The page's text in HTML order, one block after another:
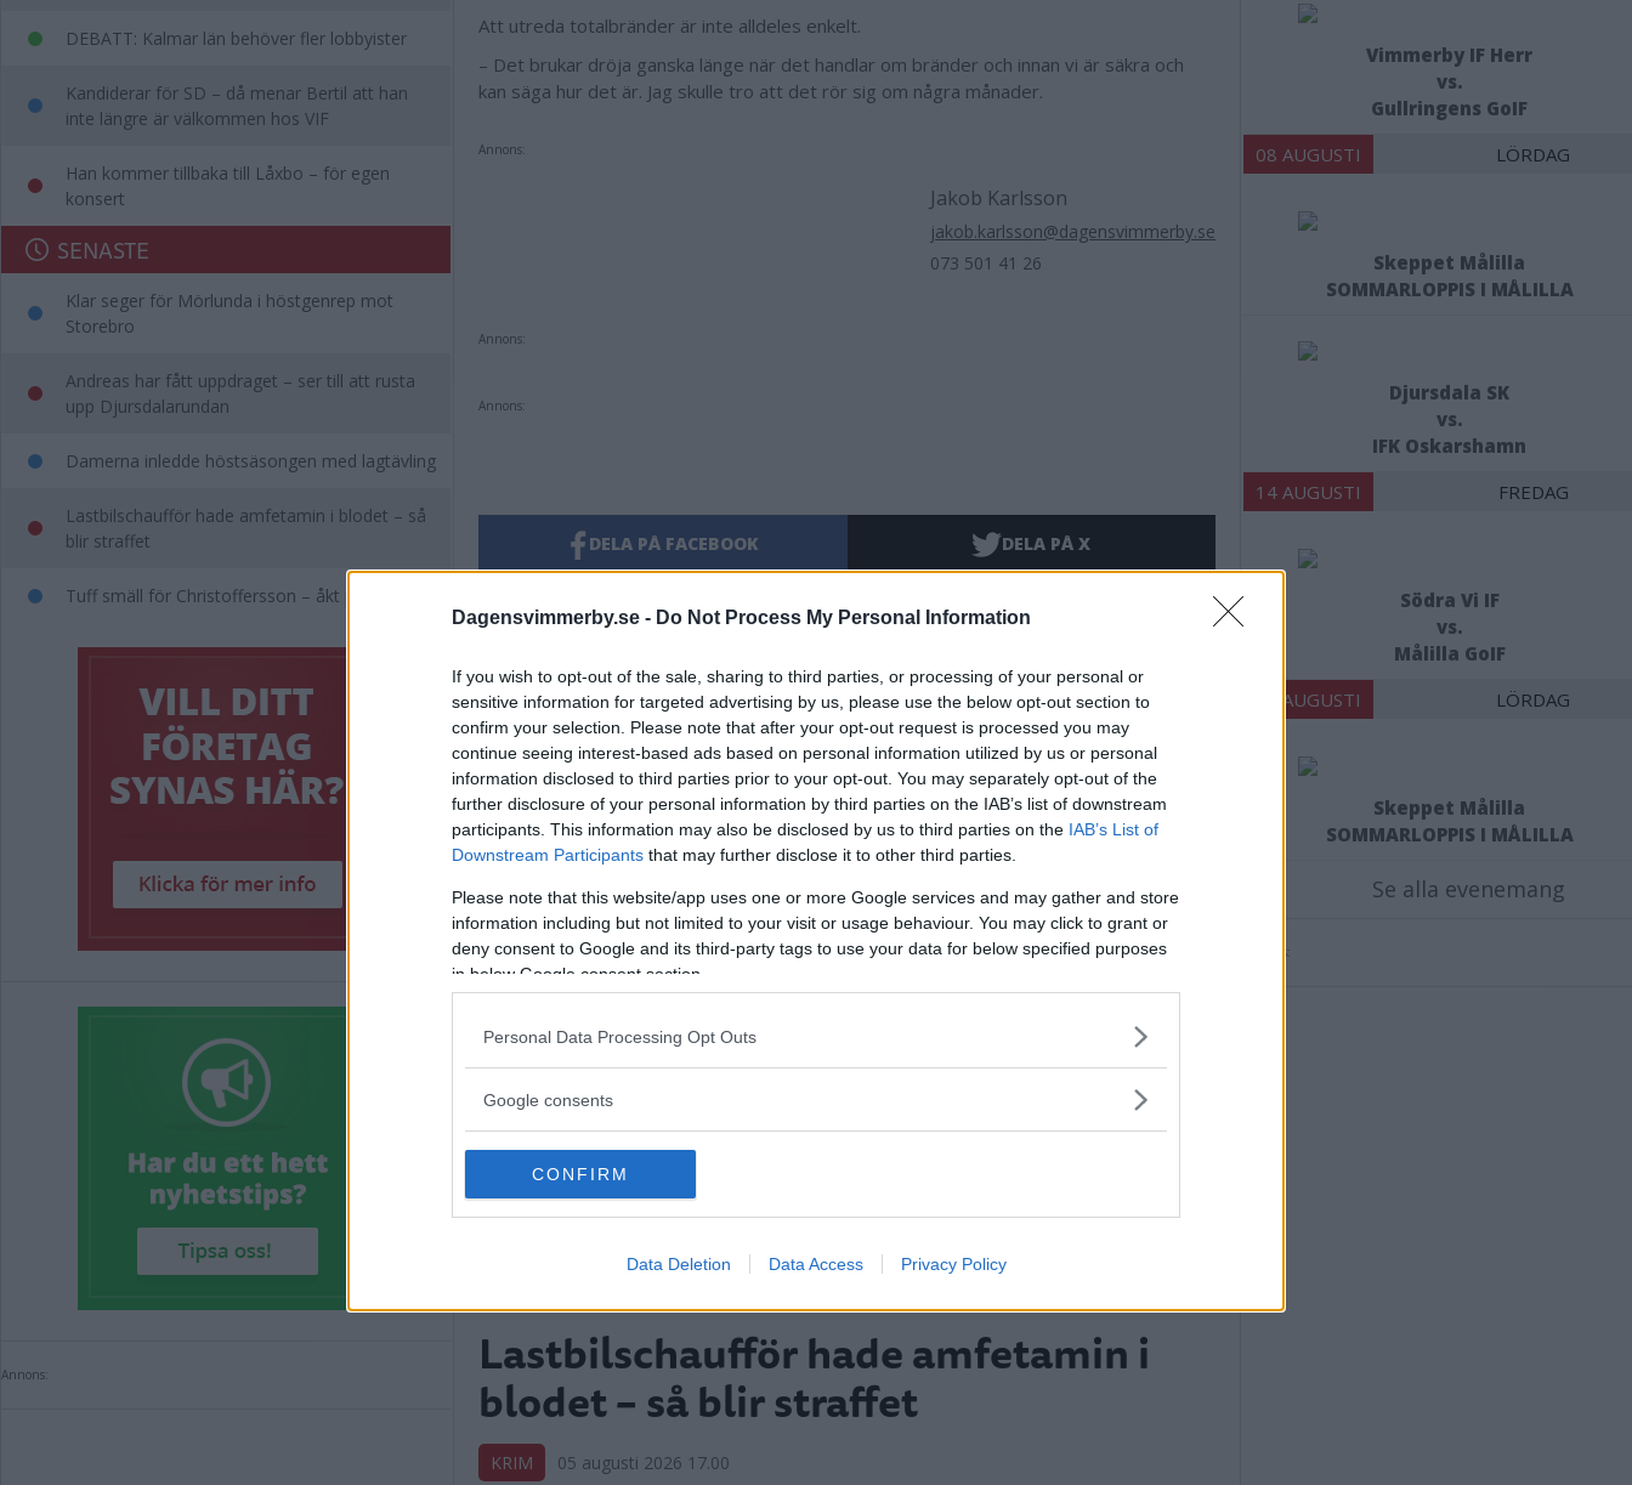
Dagensvimmerby.se - Do Not Process My Personal Information
If you wish to opt-out of the sale, sharing to third parties, or processing of your personal or
sensitive information for targeted advertising by us, please use the below opt-out section to
confirm your selection. Please note that after your opt-out request is processed you may
continue seeing interest-based ads based on personal information utilized by us or personal
information disclosed to third parties prior to your opt-out. You may separately opt-out of the
further disclosure of your personal information by third parties on the IAB’s list of downstream
participants. This information may also be disclosed by us to third parties on the IAB’s List of
Downstream Participants that may further disclose it to other third parties.
Please note that this website/app uses one or more Google services and may gather and store
information including but not limited to your visit or usage behaviour. You may click to grant or
deny consent to Google and its third-party tags to use your data for below specified purposes
in below Google consent section.
Personal Data Processing Opt Outs
Google consents
CONFIRM
Data Deletion Data Access Privacy Policy
DEBATT: Kalmar län behöver fler lobbyister
Kandiderar för SD – då menar Bertil att han
inte längre är välkommen hos VIF
Han kommer tillbaka till Låxbo – för egen
konsert
SENASTE
Klar seger för Mörlunda i höstgenrep mot
Storebro
Andreas har fått uppdraget – ser till att rusta
upp Djursdalarundan
Damerna inledde höstsäsongen med lagtävling
Lastbilschaufför hade amfetamin i blodet – så
blir straffet
Tuff smäll för Christoffersson – åkt på skada
Annons:
Att utreda totalbränder är inte alldeles enkelt.
– Det brukar dröja ganska länge när det handlar om bränder och innan vi är säkra och
kan säga hur det är. Jag skulle tro att det rör sig om några månader.
Annons:
Jakob Karlsson
jakob.karlsson@dagensvimmerby.se
073 501 41 26
Annons:
Annons:
DELA PÅ FACEBOOK DELA PÅ X
Kommentera
Kommentarerna nedan omfattas inte av utgivningsbeviset för www.dagensvimmerby.se.
Lastbilschaufför hade amfetamin i
blodet – så blir straffet
KRIM 05 augusti 2026 17.00
Vimmerby IF Herr
vs.
Gullringens GoIF
08 AUGUSTI LÖRDAG
Skeppet Målilla
SOMMARLOPPIS I MÅLILLA
Djursdala SK
vs.
IFK Oskarshamn
14 AUGUSTI FREDAG
Södra Vi IF
vs.
Målilla GoIF
15 AUGUSTI LÖRDAG
Skeppet Målilla
SOMMARLOPPIS I MÅLILLA
Se alla evenemang
Annons: